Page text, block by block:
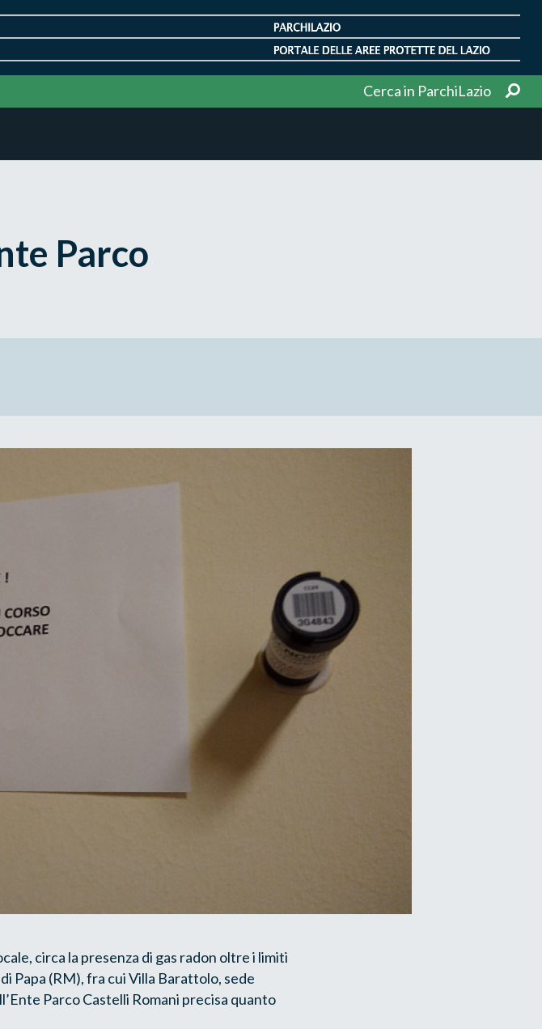
Cerca in ParchiLazio
Parco
circa la presenza di gas radon oltre i limiti
Papa (RM), fra cui Villa Barattolo, sede
Parco Castelli Romani precisa quanto